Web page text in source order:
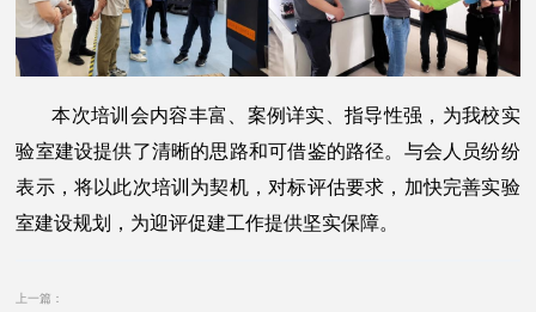
本次培训会内容丰富、案例详实、指导性强，为我校实
验室建设提供了清晰的思路和可借鉴的路径。与会人员纷纷
表示，将以此次培训为契机，对标评估要求，加快完善实验
室建设规划，为迎评促建工作提供坚实保障。
上一篇：